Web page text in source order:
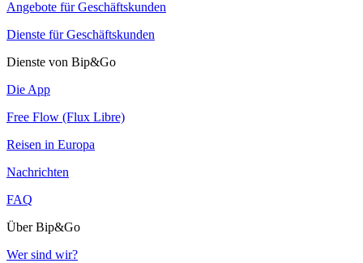
Angebote für Geschäftskunden
Dienste für Geschäftskunden
Dienste von Bip&Go
Die App
Free Flow (Flux Libre)
Reisen in Europa
Nachrichten
FAQ
Über Bip&Go
Wer sind wir?